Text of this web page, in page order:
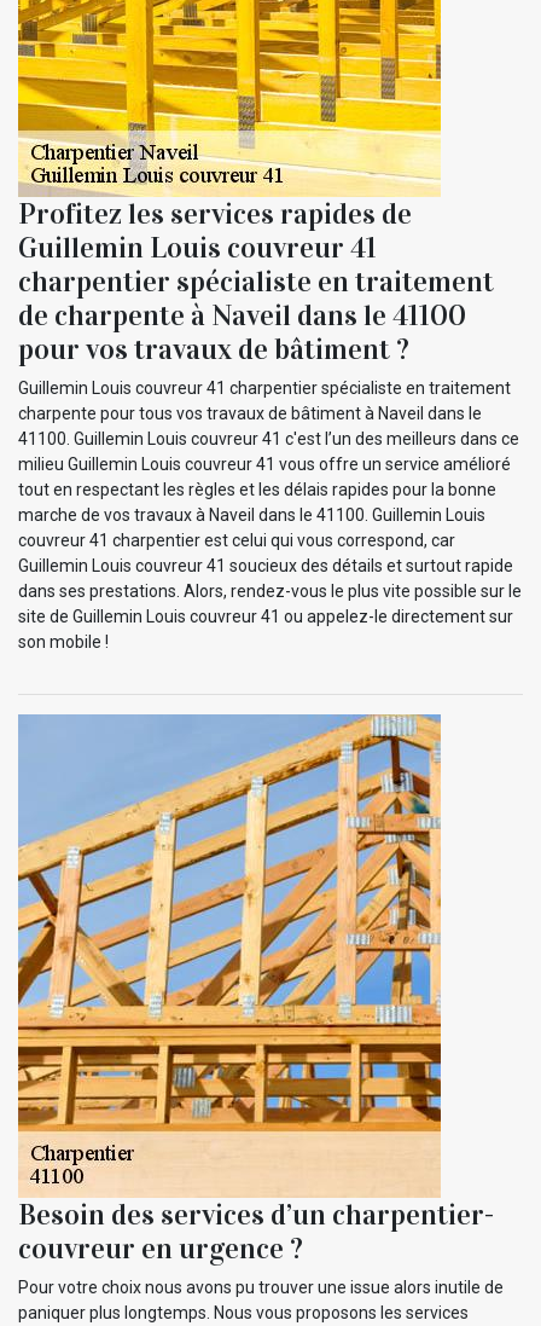
Profitez les services rapides de
Guillemin Louis couvreur 41
charpentier spécialiste en traitement
de charpente à Naveil dans le 41100
pour vos travaux de bâtiment ?
Guillemin Louis couvreur 41 charpentier spécialiste en traitement
charpente pour tous vos travaux de bâtiment à Naveil dans le
41100. Guillemin Louis couvreur 41 c'est l’un des meilleurs dans ce
milieu Guillemin Louis couvreur 41 vous offre un service amélioré
tout en respectant les règles et les délais rapides pour la bonne
marche de vos travaux à Naveil dans le 41100. Guillemin Louis
couvreur 41 charpentier est celui qui vous correspond, car
Guillemin Louis couvreur 41 soucieux des détails et surtout rapide
dans ses prestations. Alors, rendez-vous le plus vite possible sur le
site de Guillemin Louis couvreur 41 ou appelez-le directement sur
son mobile !
Besoin des services d’un charpentier-
couvreur en urgence ?
Pour votre choix nous avons pu trouver une issue alors inutile de
paniquer plus longtemps. Nous vous proposons les services